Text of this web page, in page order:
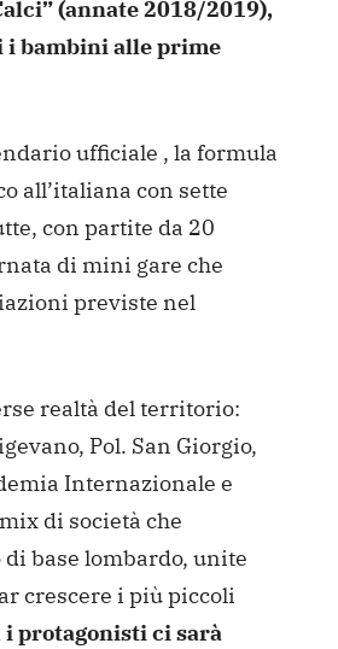
(annate 2018/2019),
i bambini alle prime
ufficiale , la formula
all’italiana con sette
con partite da 20
di mini gare che
previste nel
realtà del territorio:
Pol. San Giorgio,
Internazionale e
di società che
base lombardo, unite
crescere i più piccoli
i protagonisti ci sarà